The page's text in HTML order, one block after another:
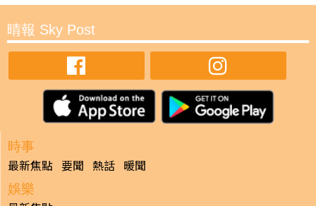
晴報 Sky Post
時事
最新焦點 要聞 熱話 暖聞
娛樂